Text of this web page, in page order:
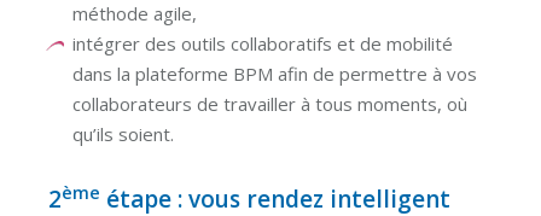
méthode agile,
intégrer des outils collaboratifs et de mobilité
dans la plateforme BPM afin de permettre à vos
collaborateurs de travailler à tous moments, où
qu’ils soient.
2ème étape : vous rendez intelligent